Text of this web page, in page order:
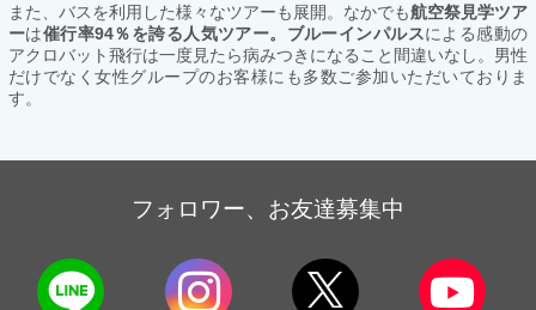
また、バスを利用した様々なツアーも展開。なかでも航空祭見学ツア
ーは催行率94％を誇る人気ツアー。ブルーインパルスによる感動の
アクロバット飛行は一度見たら病みつきになること間違いなし。男性
だけでなく女性グループのお客様にも多数ご参加いただいておりま
す。
フォロワー、お友達募集中